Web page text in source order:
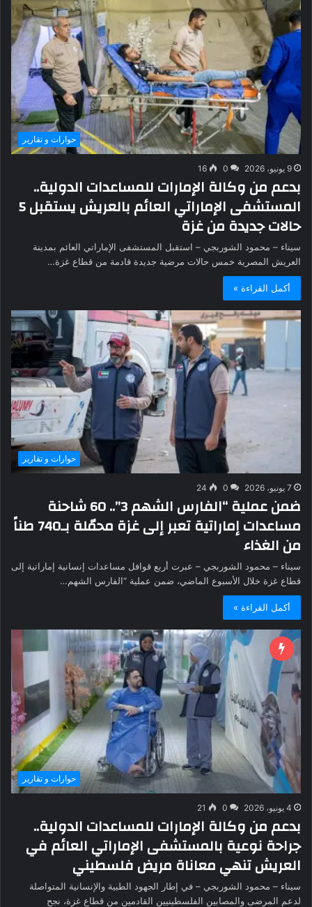
حوارات و تقارير
9 يونيو، 2026 0
16
بدعم من وكالة الإمارات للمساعدات الدولية..
المستشفى الإماراتي العائم بالعريش يستقبل 5
حالات جديدة من غزة
سيناء – محمود الشوربجي – استقبل المستشفى الإماراتي العائم بمدينة
العريش المصرية خمس حالات مرضية جديدة قادمة من قطاع غزة…
أكمل القراءة »
حوارات و تقارير
7 يونيو، 2026 0
24
ضمن عملية “الفارس الشهم 3”.. 60 شاحنة
مساعدات إماراتية تعبر إلى غزة محمّلة بـ740 طناً
من الغذاء
سيناء – محمود الشوربجي – عبرت أربع قوافل مساعدات إنسانية إماراتية إلى
قطاع غزة خلال الأسبوع الماضي، ضمن عملية “الفارس الشهم…
أكمل القراءة »
حوارات و تقارير
4 يونيو، 2026 0
21
بدعم من وكالة الإمارات للمساعدات الدولية..
جراحة نوعية بالمستشفى الإماراتي العائم في
العريش تنهي معاناة مريض فلسطيني
سيناء – محمود الشوربجي – في إطار الجهود الطبية والإنسانية المتواصلة
لدعم المرضى والمصابين الفلسطينيين القادمين من قطاع غزة، نجح